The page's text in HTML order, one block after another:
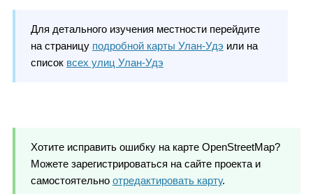
Для детального изучения местности перейдите
на страницу подробной карты Улан-Удэ или на
список всех улиц Улан-Удэ
Хотите исправить ошибку на карте OpenStreetMap?
Можете зарегистрироваться на сайте проекта и
самостоятельно отредактировать карту.